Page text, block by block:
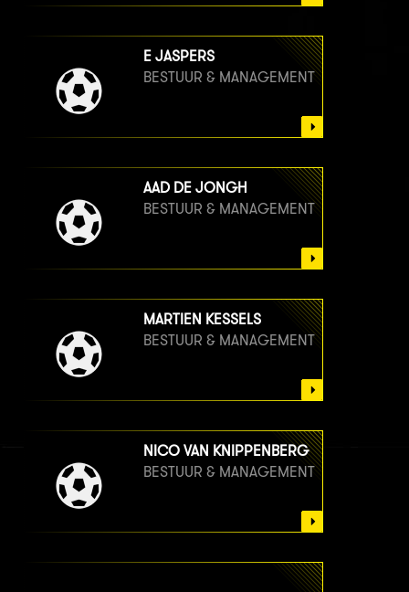
E JASPERS
BESTUUR & MANAGEMENT
AAD DE JONGH
BESTUUR & MANAGEMENT
MARTIEN KESSELS
BESTUUR & MANAGEMENT
NICO VAN KNIPPENBERG
BESTUUR & MANAGEMENT